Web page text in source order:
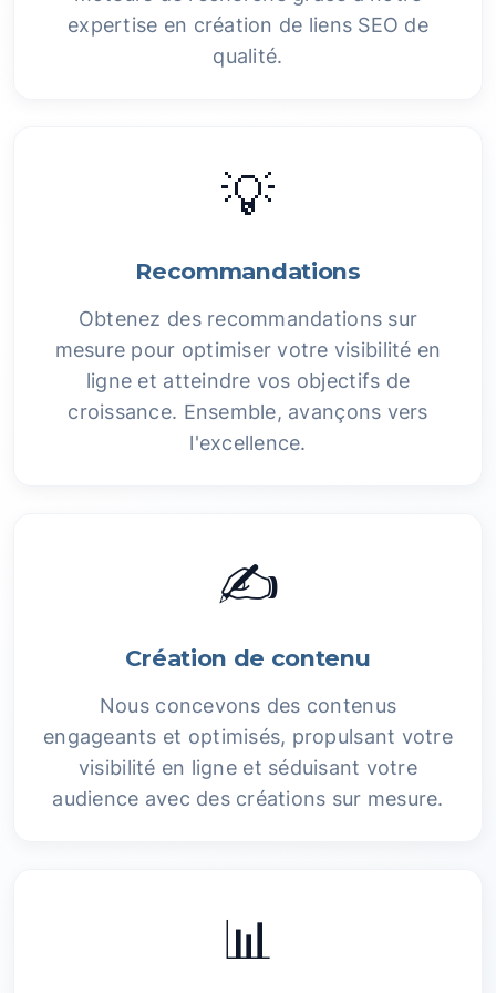
expertise en création de liens SEO de
qualité.
💡
Recommandations
Obtenez des recommandations sur
mesure pour optimiser votre visibilité en
ligne et atteindre vos objectifs de
croissance. Ensemble, avançons vers
l'excellence.
✍️
Création de contenu
Nous concevons des contenus
engageants et optimisés, propulsant votre
visibilité en ligne et séduisant votre
audience avec des créations sur mesure.
📊